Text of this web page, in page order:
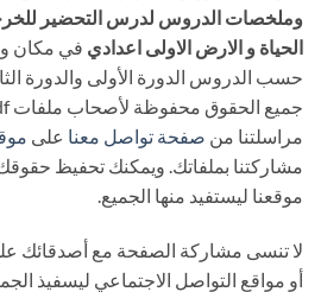
وملخصات الدروس لدرس التحضير
الحياة و الارض الاولى اعدادي في مكان
حسب الدروس الدورة الأولى والدورة
مراسلتنا من صفحة تواصل معنا على
مشاركتنا بملفاتك. ويمكنك تحفيظ
موقعنا ليستفيد منها الجميع.
لا تنسى مشاركة الصفحة مع أصدقائك
أو مواقع التواصل الاجتماعي ليسفيذ